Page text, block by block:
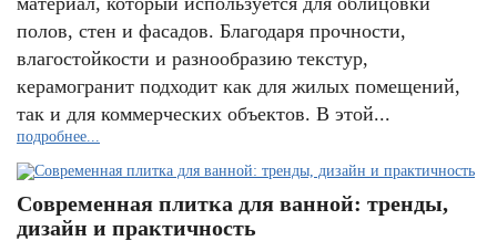
полов, стен и фасадов. Благодаря прочности,
влагостойкости и разнообразию текстур,
керамогранит подходит как для жилых помещений,
так и для коммерческих объектов. В этой...
подробнее...
Современная плитка для ванной: тренды,
дизайн и практичность